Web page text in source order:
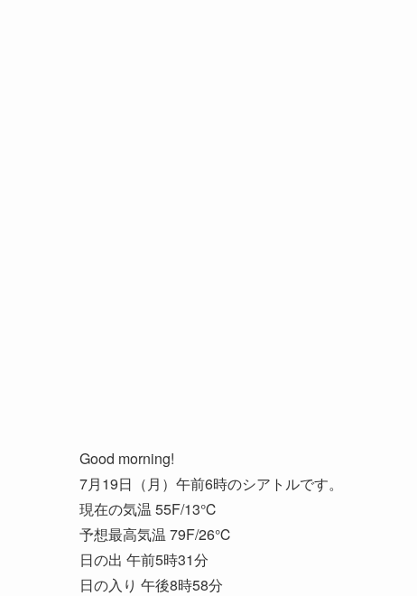
Good morning!
7月19日（月）午前6時のシアトルです。
現在の気温 55F/13℃
予想最高気温 79F/26℃
日の出 午前5時31分
日の入り 午後8時58分